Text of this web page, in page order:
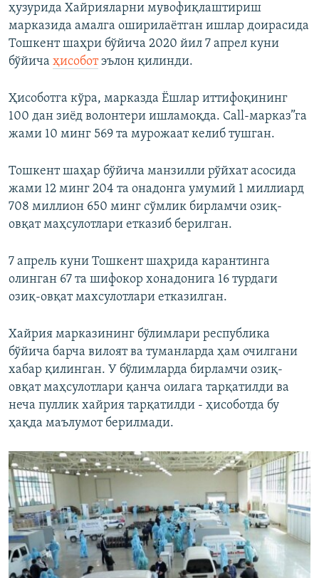
ҳузурида Хайрияларни мувофиқлаштириш
марказида амалга оширилаётган ишлар доирасида
Тошкент шаҳри бўйича 2020 йил 7 апрел куни
бўйича ҳисоботэълон қилинди.
Ҳисоботга кўра, марказда Ёшлар иттифоқининг
100 дан зиёд волонтери ишламоқда. Call-марказ”га
жами 10 минг 569 та мурожаат келиб тушган.
Тошкент шаҳар бўйича манзилли рўйхат асосида
жами 12 минг 204 та онадонга умумий 1 миллиард
708 миллион 650 минг сўмлик бирламчи озиқ-
овқат маҳсулотлари етказиб берилган.
7 апрель куни Тошкент шаҳрида карантинга
олинган 67 та шифокор хонадонига 16 турдаги
озиқ-овқат махсулотлари етказилган.
Хайрия марказининг бўлимлари республика
бўйича барча вилоят ва туманларда ҳам очилгани
хабар қилинган. У бўлимларда бирламчи озиқ-
овқат маҳсулотлари қанча оилага тарқатилди ва
неча пуллик хайрия тарқатилди - ҳисоботда бу
ҳақда маълумот берилмади.